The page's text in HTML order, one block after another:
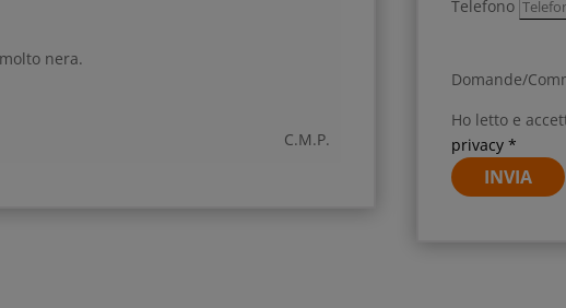
nera.
C.M.P.
Telefono
Domande/
Ho letto e
privacy *
INVIA